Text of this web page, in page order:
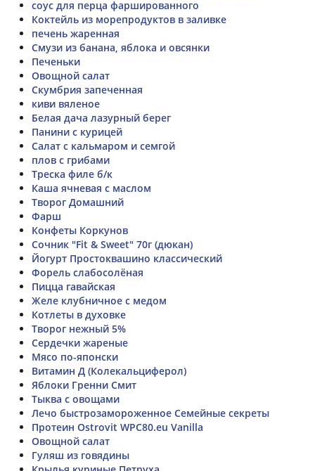
соус для перца фаршированного
Коктейль из морепродуктов в заливке
печень жаренная
Смузи из банана, яблока и овсянки
Печеньки
Овощной салат
Скумбрия запеченная
киви вяленое
Белая дача лазурный берег
Панини с курицей
Салат с кальмаром и семгой
плов с грибами
Треска филе б/к
Каша ячневая с маслом
Творог Домашний
Фарш
Конфеты Коркунов
Сочник "Fit & Sweet" 70г (дюкан)
Йогурт Простоквашино классический
Форель слабосолёная
Пицца гавайская
Желе клубничное с медом
Котлеты в духовке
Творог нежный 5%
Сердечки жареные
Мясо по-японски
Витамин Д (Колекальциферол)
Яблоки Гренни Смит
Тыква с овощами
Лечо быстрозамороженное Семейные секреты
Протеин Ostrovit WPC80.eu Vanilla
Овощной салат
Гуляш из говядины